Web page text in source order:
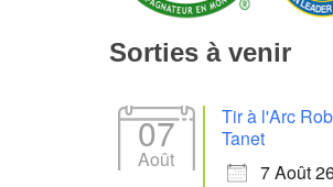
Sorties à venir
07
Août
Tir à l'Arc
Tanet
7 Août